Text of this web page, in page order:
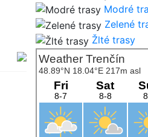
Modré
Zelené
Žlté trasy